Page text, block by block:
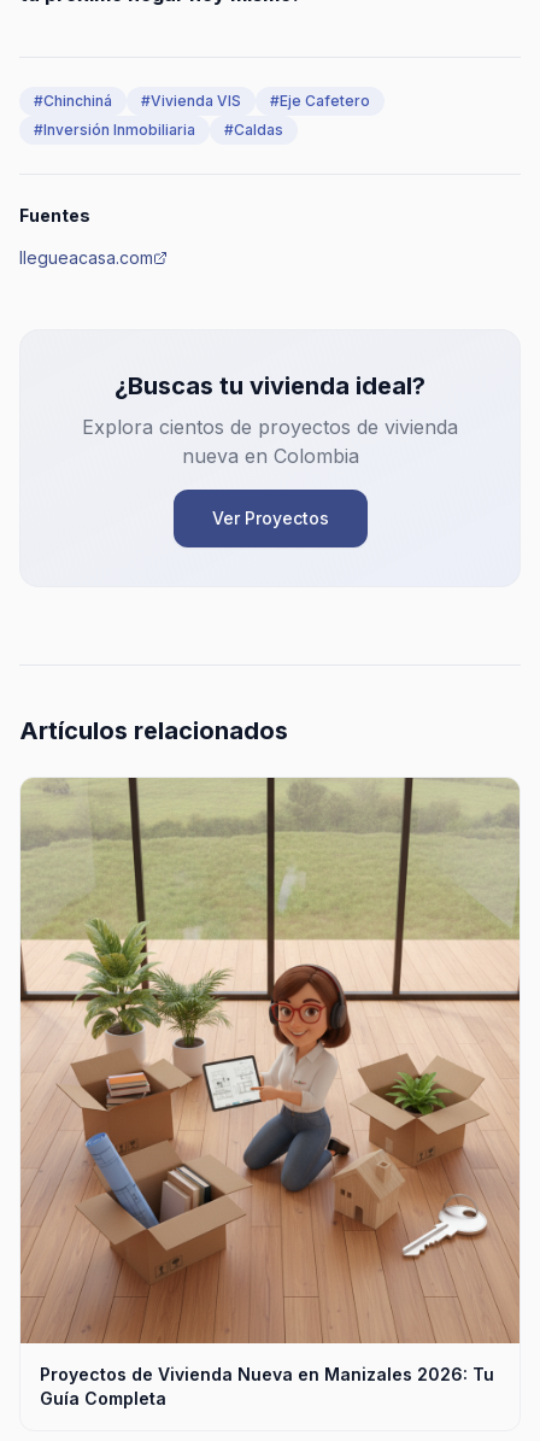
#Chinchiná #Vivienda VIS #Eje Cafetero
#Inversión Inmobiliaria #Caldas
Fuentes
llegueacasa.com
¿Buscas tu vivienda ideal?
Explora cientos de proyectos de vivienda
nueva en Colombia
Ver Proyectos
Artículos relacionados
Proyectos de Vivienda Nueva en Manizales 2026: Tu
Guía Completa